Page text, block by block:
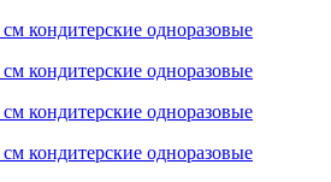
кондитерские одноразовые
кондитерские одноразовые
кондитерские одноразовые
кондитерские одноразовые